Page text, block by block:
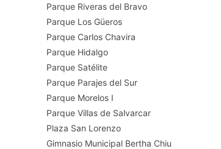
Parque Riveras del Bravo
Parque Los Güeros
Parque Carlos Chavira
Parque Hidalgo
Parque Satélite
Parque Parajes del Sur
Parque Morelos I
Parque Villas de Salvarcar
Plaza San Lorenzo
Gimnasio Municipal Bertha Chiu